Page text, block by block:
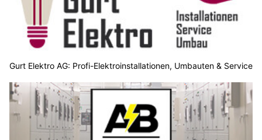
Gurt Elektro AG: Profi-Elektroinstallationen, Umbauten & Service